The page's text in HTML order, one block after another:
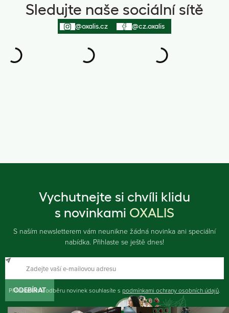
Sledujte naše sociální sítě
@oxalis.cz @cz.oxalis
Vychutnejte si chvíli klidu
s novinkami OXALIS
S naším newsletterem vám neunikne žádná novinka ani speciální
nabídka. Přihlaste se ještě dnes!
ODEBÍRAT
Přihlášením k odběru novinek souhlasíte s podmínkami ochrany osobních údajů.